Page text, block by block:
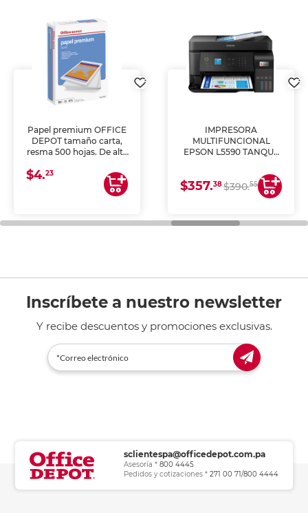
Papel premium OFFICE
DEPOT tamaño carta,
resma 500 hojas. De alta
uniforme, ideal para
impresoras de inyección
de tinta y láser,
general de oficina.
$4.23
IMPRESORA
MULTIFUNCIONAL
EPSON L5590 TANQUE
COPIA Y ESCANEA)
$357.38$390.55
Inscríbete a nuestro newsletter
Y recibe descuentos y promociones exclusivas.
sclientespa@officedepot.com.pa
Asesoría * 800 4445
Pedidos y cotizaciones * 271 00 71/800 4444